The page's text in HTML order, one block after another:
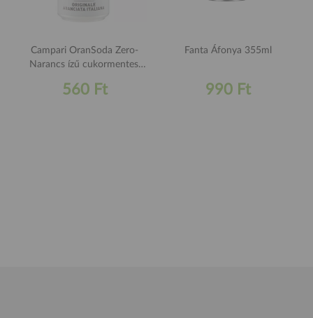
Campari OranSoda Zero-
Narancs ízű cukormentes,
560 Ft
Fanta Áfonya 355ml
990 Ft